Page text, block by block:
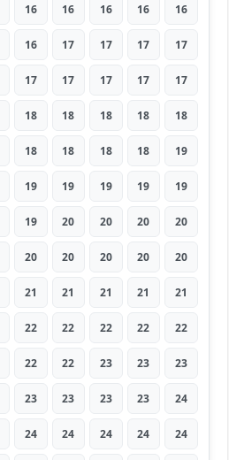
16 16 16 16 16
16 17 17 17 17
17 17 17 17 17
18 18 18 18 18
18 18 18 18 19
19 19 19 19 19
19 20 20 20 20
20 20 20 20 20
21 21 21 21 21
22 22 22 22 22
22 22 23 23 23
23 23 23 23 24
24 24 24 24 24